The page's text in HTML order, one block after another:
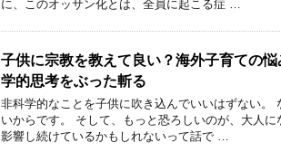
に、このオッサン化とは、全員に起こる症 …
子供に宗教を教えて良い？海外子育ての
学的思考をぶった斬る
非科学的なことを子供に吹き込んでいいはずない。
いからです。 そして、もっと恐ろしいのが、大人に
影響し続けているかもしれないって話で …